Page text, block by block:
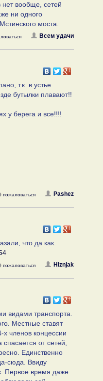
вообще, сетей
ни одного
моста.
Всем удачи
т.к. в устье
бутылки плавают!!
у берега и все!!!!
Pashez
пожаловаться
что да как.
Hiznjak
пожаловаться
видами транспорта.
Местные ставят
членов концессии
от сетей,
Единственно
сюда. Ввиду
Первое время даже